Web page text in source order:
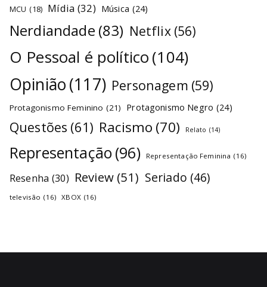
MCU (18) Mídia (32) Música (24)
Nerdiandade (83) Netflix (56)
O Pessoal é político(104)
Opinião(117) Personagem (59)
Protagonismo Feminino (21) Protagonismo Negro (24)
Questões (61) Racismo (70) Relato (14)
Representação (96) Representação Feminina (16)
Resenha (30) Review (51) Seriado (46)
televisão (16) XBOX (16)